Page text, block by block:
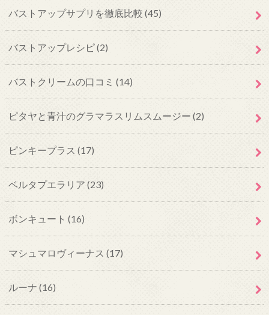
バストアップサプリを徹底比較 (45)
バストアップレシピ(2)
バストクリームの口コミ (14)
ピタヤと青汁のグラマラスリムスムージー (2)
ピンキープラス (17)
ベルタプエラリア (23)
ボンキュート (16)
マシュマロヴィーナス (17)
ルーナ (16)